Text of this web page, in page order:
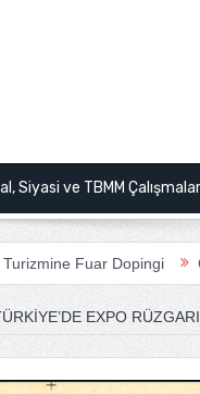
Siyasi ve TBMM
Dopingi Çanakkale
EXPO